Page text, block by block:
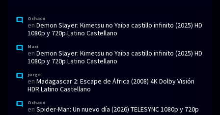
Ochaco
en Demon Slayer: Kimetsu no Yaiba castillo infinito (2025) HD
1080p y 720p Latino Castellano
Maxi
en Demon Slayer: Kimetsu no Yaiba castillo infinito (2025) HD
1080p y 720p Latino Castellano
jorge
en Madagascar 2: Escape de África (2008) 4K Dolby Visión
HDR Latino Castellano
Ochaco
en Spider-Man: Un nuevo día (2026) TELESYNC 1080p y 720p